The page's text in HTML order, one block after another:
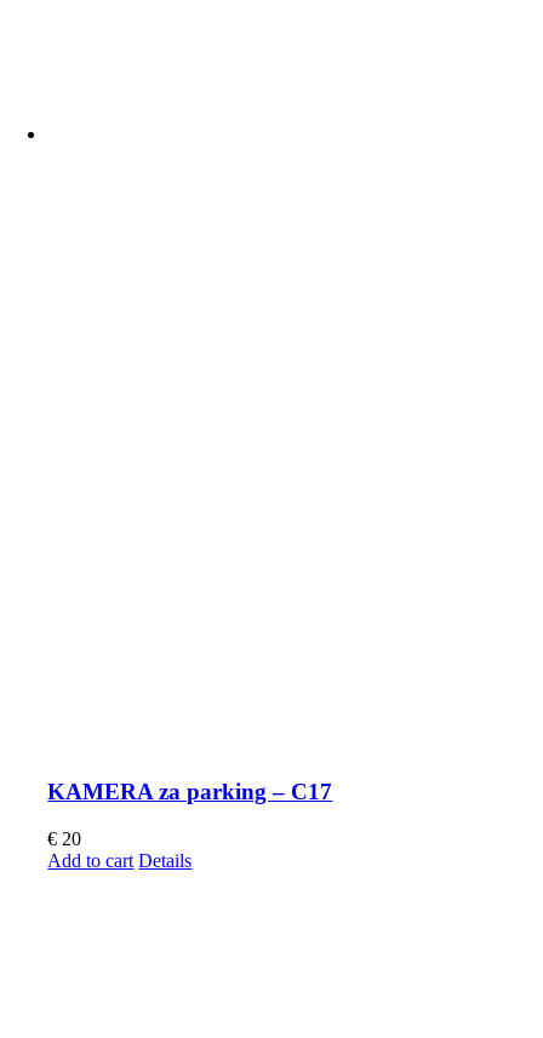
KAMERA za parking – C17
€ 20
Add to cart Details